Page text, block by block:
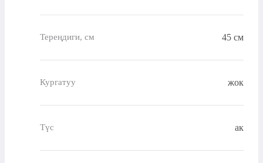
Тереңдиги, см 45 см
Кургатуу жок
Түс ак